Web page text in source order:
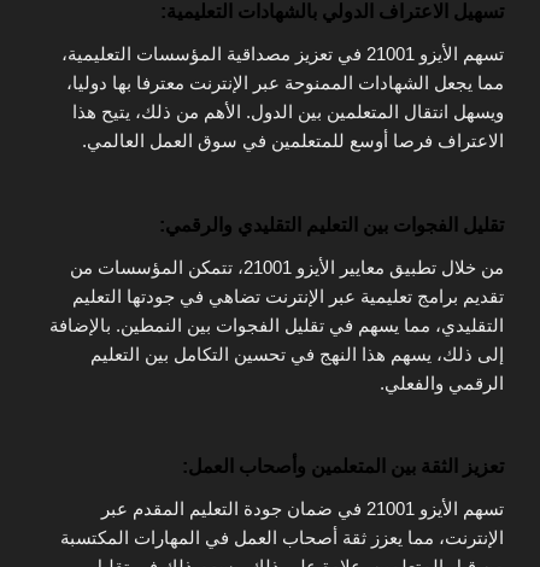
تسهيل الاعتراف الدولي بالشهادات التعليمية:
تسهم الأيزو 21001 في تعزيز مصداقية المؤسسات التعليمية،
مما يجعل الشهادات الممنوحة عبر الإنترنت معترفا بها دوليا،
ويسهل انتقال المتعلمين بين الدول. الأهم من ذلك، يتيح هذا
الاعتراف فرصا أوسع للمتعلمين في سوق العمل العالمي.
تقليل الفجوات بين التعليم التقليدي والرقمي:
من خلال تطبيق معايير الأيزو 21001، تتمكن المؤسسات من
تقديم برامج تعليمية عبر الإنترنت تضاهي في جودتها التعليم
التقليدي، مما يسهم في تقليل الفجوات بين النمطين. بالإضافة
إلى ذلك، يسهم هذا النهج في تحسين التكامل بين التعليم
الرقمي والفعلي.
تعزيز الثقة بين المتعلمين وأصحاب العمل:
تسهم الأيزو 21001 في ضمان جودة التعليم المقدم عبر
الإنترنت، مما يعزز ثقة أصحاب العمل في المهارات المكتسبة